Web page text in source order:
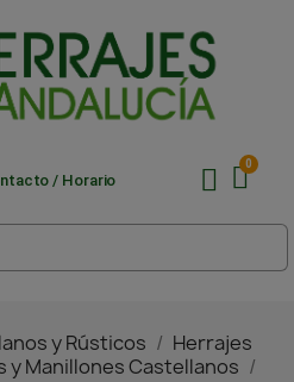
/ Horario
y Rústicos
Herrajes
y Manillones Castellanos